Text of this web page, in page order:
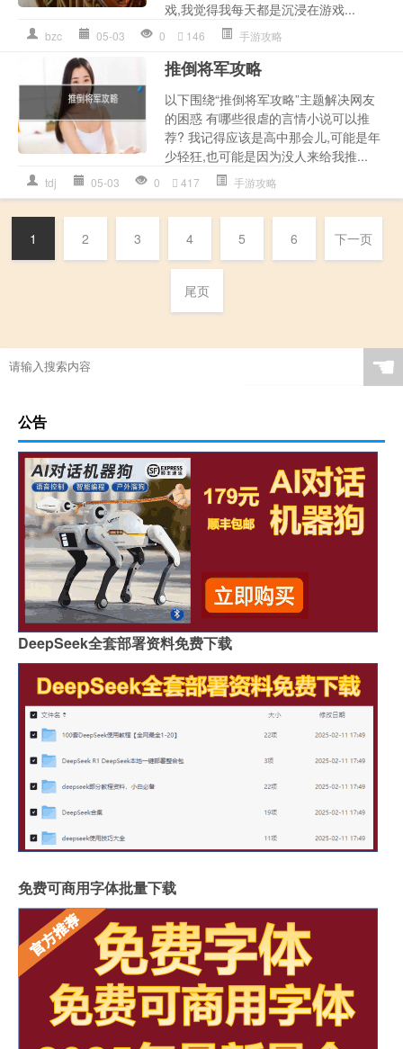
戏,我觉得我每天都是沉浸在游戏...
bzc 05-03 0 146 手游攻略
推倒将军攻略
以下围绕“推倒将军攻略”主题解决网友
的困惑 有哪些很虐的言情小说可以推
荐? 我记得应该是高中那会儿,可能是年
少轻狂,也可能是因为没人来给我推...
tdj 05-03 0 417 手游攻略
1 2 3 4 5 6 下一页
尾页
☚
公告
DeepSeek全套部署资料免费下载
免费可商用字体批量下载